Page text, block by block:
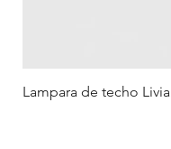
Lampara de techo Livia